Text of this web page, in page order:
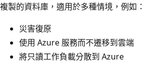
複製的資料庫，適用於多種情境，例如：
災害復原
使用 Azure 服務而不遷移到雲端
將只讀工作負載分散到 Azure